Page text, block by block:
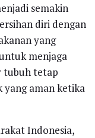
semakin
diri dengan
yang
menjaga
tubuh tetap
yang aman ketika
Indonesia,